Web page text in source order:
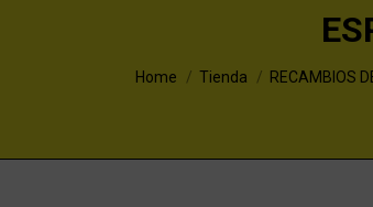
You are here:
Home Tienda RECAMBIOS